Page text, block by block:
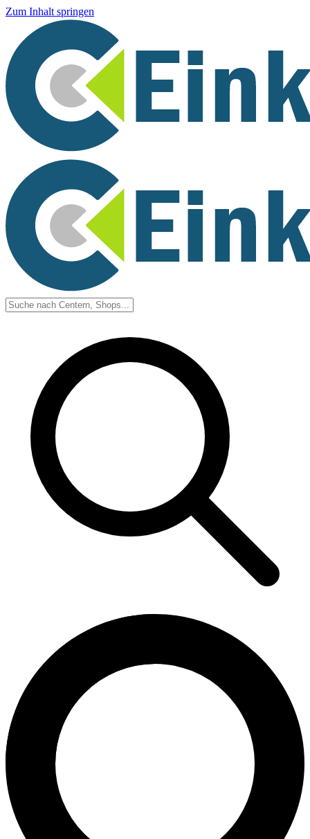
Zum Inhalt springen